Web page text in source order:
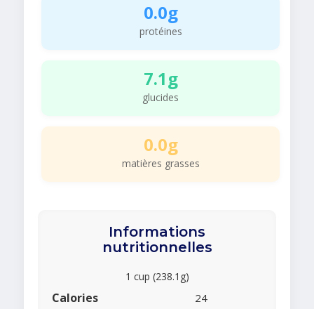
0.0g
protéines
7.1g
glucides
0.0g
matières grasses
Informations
nutritionnelles
1 cup (238.1g)
Calories 24